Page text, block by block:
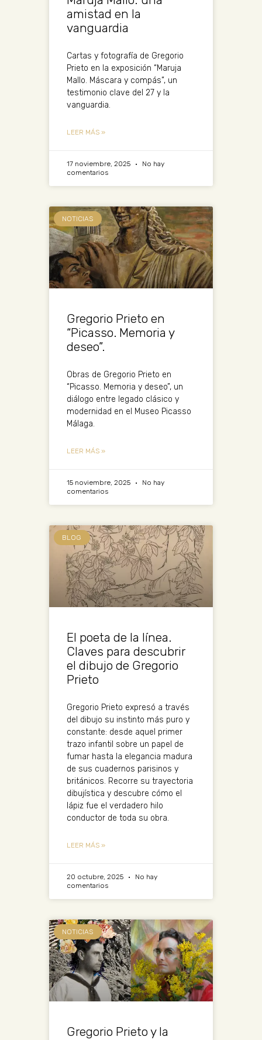
amistad en la
vanguardia
Cartas y fotografía de Gregorio
Prieto en la exposición “Maruja
Mallo. Máscara y compás”, un
testimonio clave del 27 y la
vanguardia.
LEER MÁS »
17 noviembre, 2025
No hay
comentarios
NOTICIAS
Gregorio Prieto en
“Picasso. Memoria y
deseo”.
Obras de Gregorio Prieto en
“Picasso. Memoria y deseo”, un
diálogo entre legado clásico y
modernidad en el Museo Picasso
Málaga.
LEER MÁS »
15 noviembre, 2025
No hay
comentarios
BLOG
El poeta de la línea.
Claves para descubrir
el dibujo de Gregorio
Prieto
Gregorio Prieto expresó a través
del dibujo su instinto más puro y
constante: desde aquel primer
trazo infantil sobre un papel de
fumar hasta la elegancia madura
de sus cuadernos parisinos y
británicos. Recorre su trayectoria
dibujística y descubre cómo el
lápiz fue el verdadero hilo
conductor de toda su obra.
LEER MÁS »
20 octubre, 2025
No hay
comentarios
NOTICIAS
Gregorio Prieto y la